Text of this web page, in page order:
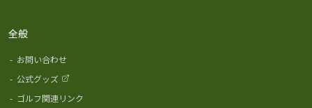
全般
- お問い合わせ
- 公式グッズ
- ゴルフ関連リンク